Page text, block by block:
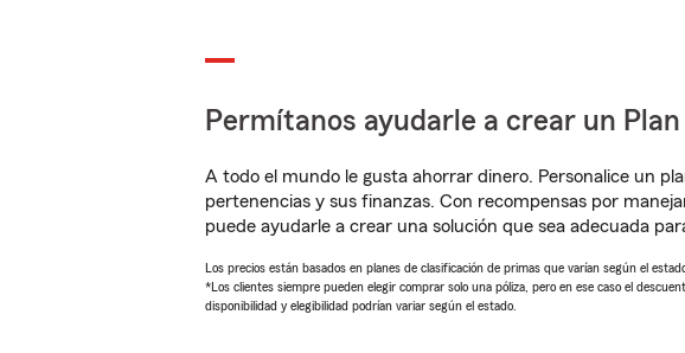
Permítanos ayudarle a crear un
A todo el mundo le gusta ahorrar dinero. Personalice un
pertenencias y sus finanzas. Con recompensas por
puede ayudarle a crear una solución que sea adecuada
Los precios están basados en planes de clasificación de primas que varían según el
*Los clientes siempre pueden elegir comprar solo una póliza, pero en ese caso el
disponibilidad y elegibilidad podrían variar según el estado.